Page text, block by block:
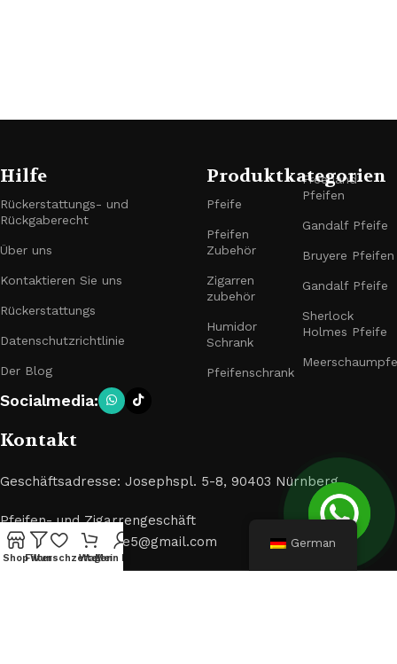
Hilfe
Rückerstattungs- und
Rückgaberecht
Über uns
Kontaktieren Sie uns
Rückerstattungs
Datenschutzrichtlinie
Der Blog
Produktkategorien
Pfeife
Pfeifen
Zubehör
Zigarren
zubehör
Humidor
Schrank
Pfeifenschrank
Freehand-
Pfeifen
Gandalf Pfeife
Bruyere Pfeifen
Gandalf Pfeife
Sherlock
Holmes Pfeife
Socialmedia:
Kontakt
Geschäftsadresse: Josephspl. 5-8, 90403 Nürnberg
Pfeifen- und Zigarrengeschäft
E-Mail: muxiangpipe5@gmail.com
ShopFilter
Wunschzettel
WagenMein Konto
German